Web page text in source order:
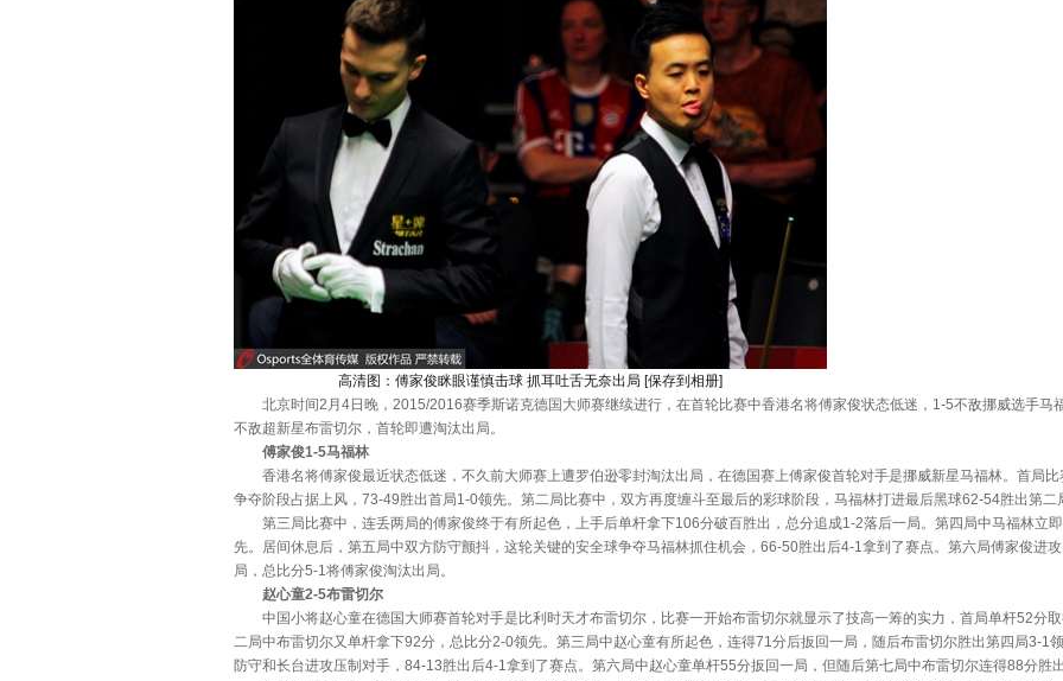
高清图：傅家俊眯眼谨慎击球 抓耳吐舌无奈出局 [保存到相册]
北京时间2月4日晚，2015/2016赛季斯诺克德国大师赛继续进行，在首轮比赛中香港名将傅家俊状态低迷，1-5不敌挪威选手马
不敌超新星布雷切尔，首轮即遭淘汰出局。
傅家俊1-5马福林
香港名将傅家俊最近状态低迷，不久前大师赛上遭罗伯逊零封淘汰出局，在德国赛上傅家俊首轮对手是挪威新星马福林。首局
争夺阶段占据上风，73-49胜出首局1-0领先。第二局比赛中，双方再度缠斗至最后的彩球阶段，马福林打进最后黑球62-54胜出第二
第三局比赛中，连丢两局的傅家俊终于有所起色，上手后单杆拿下106分破百胜出，总分追成1-2落后一局。第四局中马福林立
先。居间休息后，第五局中双方防守颤抖，这轮关键的安全球争夺马福林抓住机会，66-50胜出后4-1拿到了赛点。第六局傅家俊进
局，总比分5-1将傅家俊淘汰出局。
赵心童2-5布雷切尔
中国小将赵心童在德国大师赛首轮对手是比利时天才布雷切尔，比赛一开始布雷切尔就显示了技高一筹的实力，首局单杆52分
二局中布雷切尔又单杆拿下92分，总比分2-0领先。第三局中赵心童有所起色，连得71分后扳回一局，随后布雷切尔胜出第四局3-1
防守和长台进攻压制对手，84-13胜出后4-1拿到了赛点。第六局中赵心童单杆55分扳回一局，但随后第七局中布雷切尔连得88分胜